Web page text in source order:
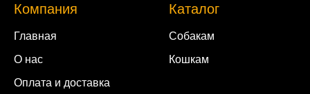
Компания
Главная
О нас
Оплата и доставка
Каталог
Собакам
Кошкам